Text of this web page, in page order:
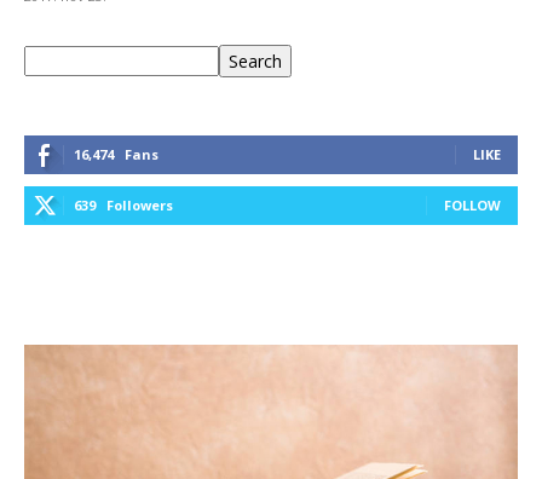
Search
16,474 Fans LIKE
639 Followers FOLLOW